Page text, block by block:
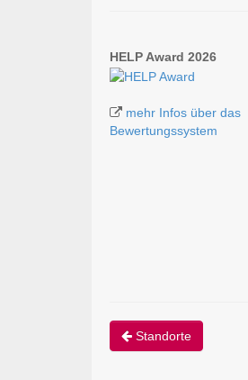
HELP Award 2026
mehr Infos über das
Bewertungssystem
Standorte